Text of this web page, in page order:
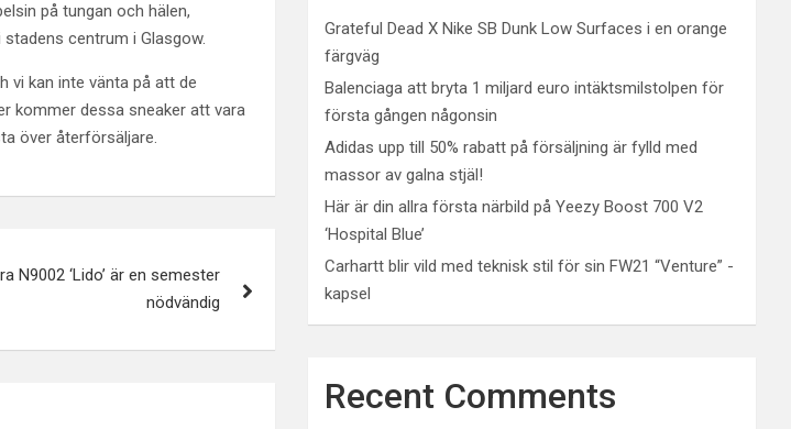
på tungan och hälen,
centrum i Glasgow.
vi kan inte vänta på att de
kommer dessa sneaker att vara
över återförsäljare.
N9002 ‘Lido’ är en semester
nödvändig
Grateful Dead X Nike SB Dunk Low Surfaces i en orange
färgväg
Balenciaga att bryta 1 miljard euro intäktsmilstolpen för
första gången någonsin
Adidas upp till 50% rabatt på försäljning är fylld med
massor av galna stjäl!
Här är din allra första närbild på Yeezy Boost 700 V2
‘Hospital Blue’
Carhartt blir vild med teknisk stil för sin FW21 “Venture” -
kapsel
Recent Comments